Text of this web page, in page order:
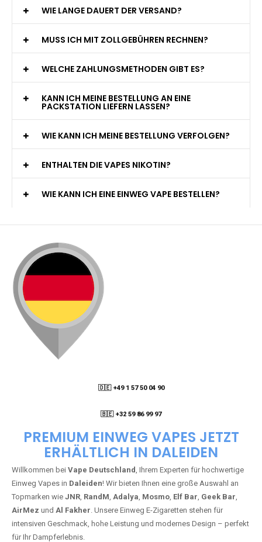
WIE LANGE DAUERT DER VERSAND?
MUSS ICH MIT ZOLLGEBÜHREN RECHNEN?
WELCHE ZAHLUNGSMETHODEN GIBT ES?
KANN ICH MEINE BESTELLUNG AN EINE
PACKSTATION LIEFERN LASSEN?
WIE KANN ICH MEINE BESTELLUNG VERFOLGEN?
ENTHALTEN DIE VAPES NIKOTIN?
WIE KANN ICH EINE EINWEG VAPE BESTELLEN?
🇩🇪 +49 1 57 50 04 90
🇧🇪 +32 59 86 99 97
PREMIUM EINWEG VAPES JETZT
ERHÄLTLICH IN DALEIDEN
Willkommen bei Vape Deutschland, Ihrem Experten für hochwertige
Einweg Vapes in Daleiden! Wir bieten Ihnen eine große Auswahl an
Topmarken wie JNR, RandM, Adalya, Mosmo, Elf Bar, Geek Bar,
AirMez und Al Fakher. Unsere Einweg E-Zigaretten stehen für
intensiven Geschmack, hohe Leistung und modernes Design – perfekt
für Ihr Dampferlebnis.